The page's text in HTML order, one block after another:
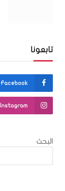
تابعونا
Facebook
Instagram
البحث